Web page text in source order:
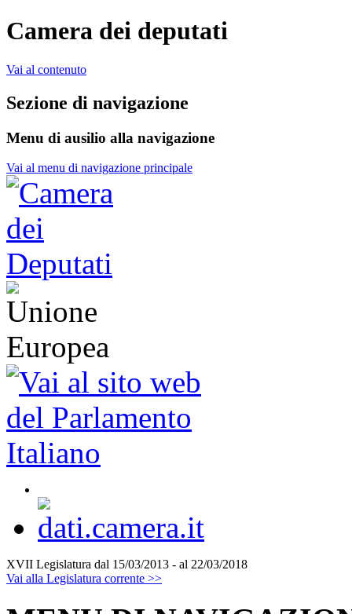
Camera dei deputati
Vai al contenuto
Sezione di navigazione
Menu di ausilio alla navigazione
Vai al menu di navigazione principale
XVII Legislatura dal 15/03/2013 - al 22/03/2018
Vai alla Legislatura corrente >>